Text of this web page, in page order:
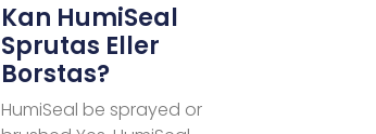
Kan HumiSeal
Sprutas Eller
Borstas?
HumiSeal be sprayed or